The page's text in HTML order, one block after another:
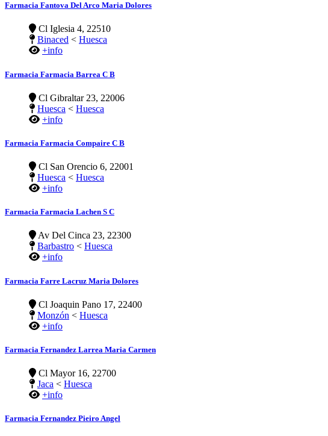
Farmacia Fantova Del Arco Maria Dolores
Cl Iglesia 4, 22510
Binaced < Huesca
+info
Farmacia Farmacia Barrea C B
Cl Gibraltar 23, 22006
Huesca < Huesca
+info
Farmacia Farmacia Compaire C B
Cl San Orencio 6, 22001
Huesca < Huesca
+info
Farmacia Farmacia Lachen S C
Av Del Cinca 23, 22300
Barbastro < Huesca
+info
Farmacia Farre Lacruz Maria Dolores
Cl Joaquin Pano 17, 22400
Monzón < Huesca
+info
Farmacia Fernandez Larrea Maria Carmen
Cl Mayor 16, 22700
Jaca < Huesca
+info
Farmacia Fernandez Pieiro Angel